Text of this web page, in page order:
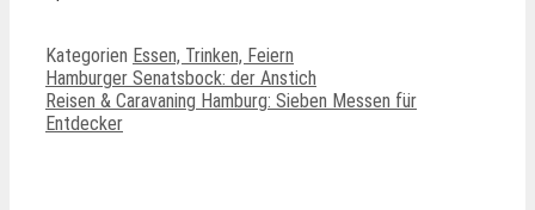
Kategorien Essen, Trinken, Feiern
Hamburger Senatsbock: der Anstich
Reisen & Caravaning Hamburg: Sieben Messen für
Entdecker